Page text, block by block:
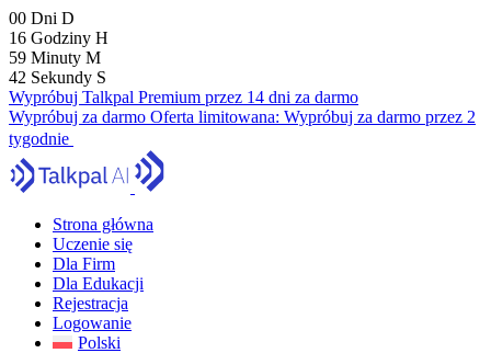
00 Dni D
16 Godziny H
59 Minuty M
41 Sekundy S
Wypróbuj Talkpal Premium przez 14 dni za darmo
Wypróbuj za darmo Oferta limitowana: Wypróbuj za darmo przez 2
tygodnie
Strona główna
Uczenie się
Dla Firm
Dla Edukacji
Rejestracja
Logowanie
Polski